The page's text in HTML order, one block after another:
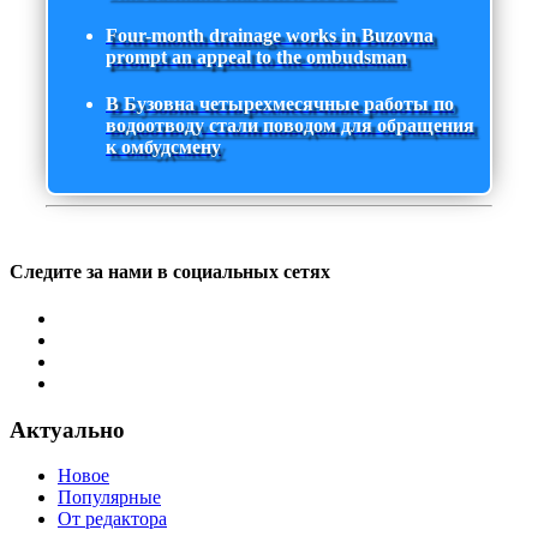
Four-month drainage works in Buzovna
prompt an appeal to the ombudsman
В Бузовна четырехмесячные работы по
водоотводу стали поводом для обращения
к омбудсмену
Следите за нами в социальных сетях
Актуально
Новое
Популярные
От редактора